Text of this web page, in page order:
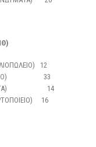
12
33
14
16